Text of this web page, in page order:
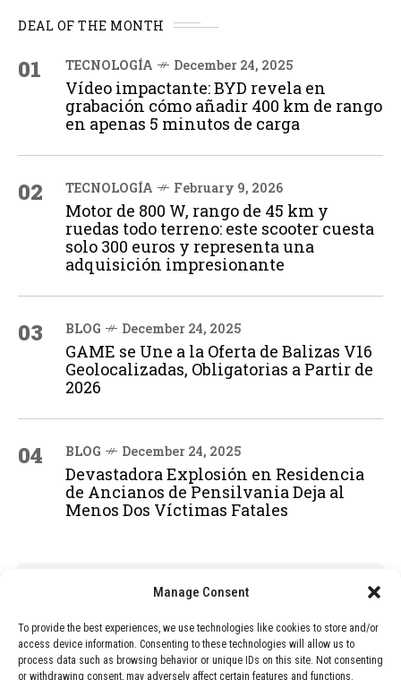
Manage Consent
To provide the best experiences, we use technologies like cookies to store and/or
access device information. Consenting to these technologies will allow us to
process data such as browsing behavior or unique IDs on this site. Not consenting
or withdrawing consent, may adversely affect certain features and functions.
DEAL OF THE MONTH
01 TECNOLOGÍA December 24, 2025
Vídeo impactante: BYD revela en
grabación cómo añadir 400 km de rango
en apenas 5 minutos de carga
02 TECNOLOGÍA February 9, 2026
Motor de 800 W, rango de 45 km y
ruedas todo terreno: este scooter cuesta
solo 300 euros y representa una
adquisición impresionante
03 BLOG December 24, 2025
GAME se Une a la Oferta de Balizas V16
Geolocalizadas, Obligatorias a Partir de
2026
04 BLOG December 24, 2025
Devastadora Explosión en Residencia
de Ancianos de Pensilvania Deja al
Menos Dos Víctimas Fatales